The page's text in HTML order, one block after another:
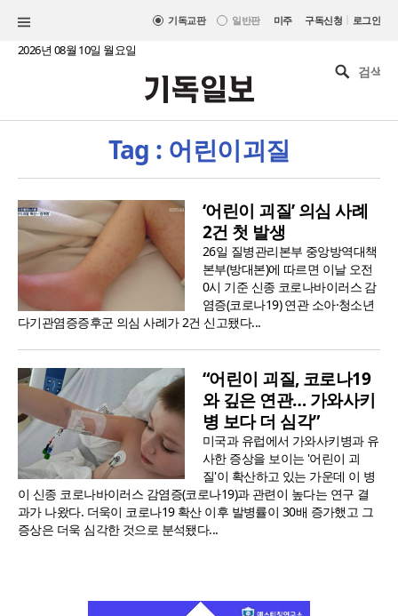
기독교판 일반판 미주 구독신청 | 로그인
2026년 08월 10일 월요일
Tag : 어린이괴질
‘어린이 괴질’ 의심 사례
2건 첫 발생
26일 질병관리본부 중앙방역대책
본부(방대본)에 따르면 이날 오전
0시 기준 신종 코로나바이러스 감
염증(코로나19) 연관 소아·청소년
다기관염증증후군 의심 사례가 2건 신고됐다...
“어린이 괴질, 코로나19
와 깊은 연관… 가와사키
병 보다 더 심각”
미국과 유럽에서 가와사키병과 유
사한 증상을 보이는 '어린이 괴
질'이 확산하고 있는 가운데 이 병
이 신종 코로나바이러스 감염증(코로나19)과 관련이 높다는 연구 결
과가 나왔다. 더욱이 코로나19 확산 이후 발병률이 30배 증가했고 그
증상은 더욱 심각한 것으로 분석됐다...